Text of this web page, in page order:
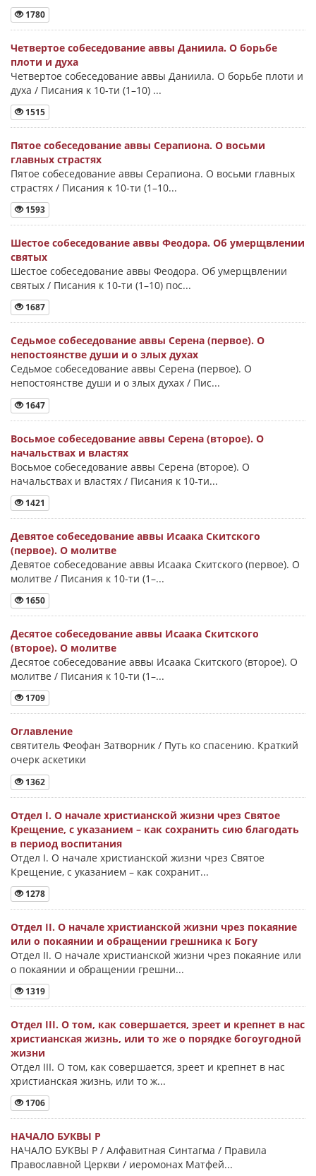
1780
Четвертое собеседование аввы Даниила. О борьбе
плоти и духа
Четвертое собеседование аввы Даниила. О борьбе плоти и
духа / Писания к 10-ти (1–10) ...
1515
Пятое собеседование аввы Серапиона. О восьми
главных страстях
Пятое собеседование аввы Серапиона. О восьми главных
страстях / Писания к 10-ти (1–10...
1593
Шестое собеседование аввы Феодора. Об умерщвлении
святых
Шестое собеседование аввы Феодора. Об умерщвлении
святых / Писания к 10-ти (1–10) пос...
1687
Седьмое собеседование аввы Серена (первое). О
непостоянстве души и о злых духах
Седьмое собеседование аввы Серена (первое). О
непостоянстве души и о злых духах / Пис...
1647
Восьмое собеседование аввы Серена (второе). О
начальствах и властях
Восьмое собеседование аввы Серена (второе). О
начальствах и властях / Писания к 10-ти...
1421
Девятое собеседование аввы Исаака Скитского
(первое). О молитве
Девятое собеседование аввы Исаака Скитского (первое). О
молитве / Писания к 10-ти (1–...
1650
Десятое собеседование аввы Исаака Скитского
(второе). О молитве
Десятое собеседование аввы Исаака Скитского (второе). О
молитве / Писания к 10-ти (1–...
1709
Оглавление
святитель Феофан Затворник / Путь ко спасению. Краткий
очерк аскетики
1362
Отдел I. О начале христианской жизни чрез Святое
Крещение, с указанием – как сохранить сию благодать
в период воспитания
Отдел I. О начале христианской жизни чрез Святое
Крещение, с указанием – как сохранит...
1278
Отдел II. О начале христианской жизни чрез покаяние
или о покаянии и обращении грешника к Богу
Отдел II. О начале христианской жизни чрез покаяние или
о покаянии и обращении грешни...
1319
Отдел III. О том, как совершается, зреет и крепнет в нас
христианская жизнь, или то же о порядке богоугодной
жизни
Отдел III. О том, как совершается, зреет и крепнет в нас
христианская жизнь, или то ж...
1706
НАЧАЛО БУКВЫ Ρ
НАЧАЛО БУКВЫ Ρ / Алфавитная Синтагма / Правила
Православной Церкви / иеромонах Матфей...